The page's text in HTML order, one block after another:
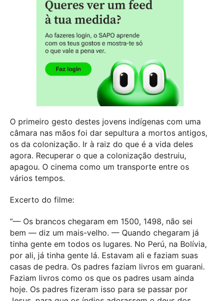
O primeiro gesto destes jovens indígenas com uma
câmara nas mãos foi dar sepultura a mortos antigos,
os da colonização. Ir à raiz do que é a vida deles
agora. Recuperar o que a colonização destruiu,
apagou. O cinema como um transporte entre os
vários tempos.
Excerto do filme:
“— Os brancos chegaram em 1500, 1498, não sei
bem — diz um mais-velho. — Quando chegaram já
tinha gente em todos os lugares. No Perú, na Bolívia,
por ali, já tinha gente lá. Estavam ali e faziam suas
casas de pedra. Os padres faziam livros em guarani.
Faziam livros como os que os padres usam ainda
hoje. Os padres fizeram isso para se passar por